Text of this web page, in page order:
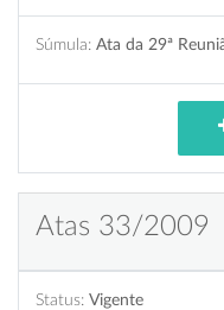
Súmula: Ata da 29ª
Atas 33/2009
Status: Vigente